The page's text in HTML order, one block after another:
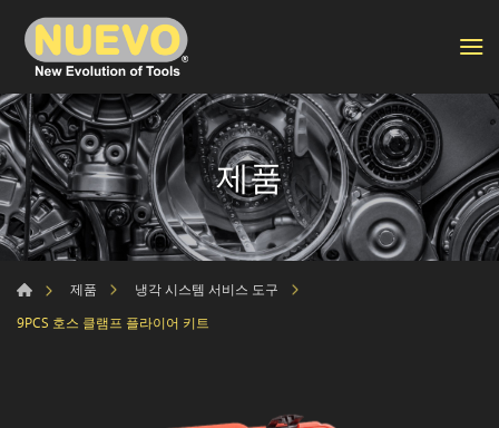
제품
제품
냉각 시스템 서비스 도구
9PCS 호스 클램프 플라이어 키트